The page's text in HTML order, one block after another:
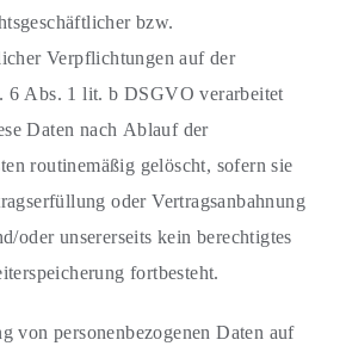
bzw.
Verpflichtungen auf der
6 Abs. 1 lit. b DSGVO verarbeitet
Daten nach Ablauf der
routinemäßig gelöscht, sofern sie
oder Vertragsanbahnung
oder unsererseits kein berechtigtes
fortbesteht.
von personenbezogenen Daten auf